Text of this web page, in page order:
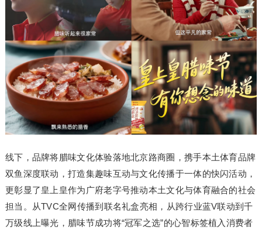
线下，品牌将腊味文化体验落地北京路商圈，携手本土体育品牌
双鱼深度联动，打造集趣味互动与文化传播于一体的快闪活动，
更彰显了皇上皇作为广府老字号推动本土文化与体育融合的社会
担当。从TVC全网传播到联名礼盒亮相，从跨行业蓝V联动到千
万级线上曝光，腊味节成功将“冠军之选”的心智标签植入消费者